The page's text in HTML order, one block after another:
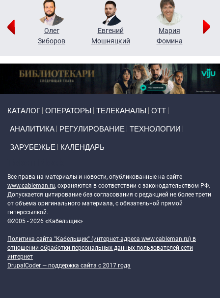
Олег
Зиборов
Евгений
Мошняцкий
Мария
Фомина
КАТАЛОГ ОПЕРАТОРЫ ТЕЛЕКАНАЛЫ ОТТ
АНАЛИТИКА РЕГУЛИРОВАНИЕ ТЕХНОЛОГИИ
ЗАРУБЕЖЬЕ КАЛЕНДАРЬ
Все права на материалы и новости, опубликованные на сайте
www.cableman.ru, охраняются в соответствии с законодательством РФ.
Допускается цитирование без согласования с редакцией не более трети
от объема оригинального материала, с обязательной прямой
гиперссылкой.
©2005 - 2026 «Кабельщик»
Политика сайта "Кабельщик" (интернет-адреса www.cableman.ru) в
отношении обработки персональных данных пользователей сети
интернет
DrupalCoder — поддержка сайта c 2017 года